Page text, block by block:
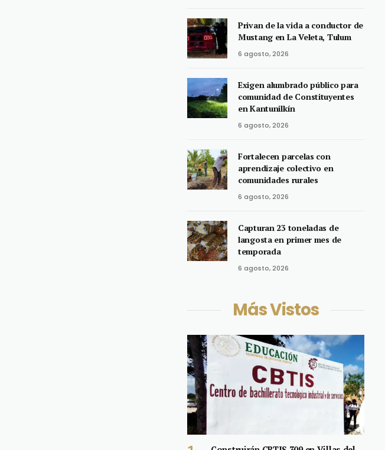
Privan de la vida a conductor de
Mustang en La Veleta, Tulum
6 agosto, 2026
Exigen alumbrado público para
comunidad de Constituyentes
en Kantunilkín
6 agosto, 2026
Fortalecen parcelas con
aprendizaje colectivo en
comunidades rurales
6 agosto, 2026
Capturan 23 toneladas de
langosta en primer mes de
temporada
6 agosto, 2026
Más Vistos